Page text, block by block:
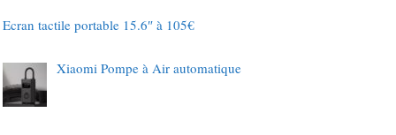
Ecran tactile portable 15.6″ à 105€
Xiaomi Pompe à Air automatique